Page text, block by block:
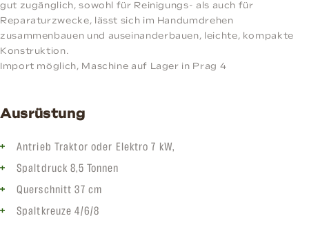
gut zugänglich, sowohl für Reinigungs- als auch für
Reparaturzwecke, lässt sich im Handumdrehen
zusammenbauen und auseinanderbauen, leichte, kompakte
Konstruktion.
Import möglich, Maschine auf Lager in Prag 4
Ausrüstung
Antrieb Traktor oder Elektro 7 kW,
Spaltdruck 8,5 Tonnen
Querschnitt 37 cm
Spaltkreuze 4/6/8